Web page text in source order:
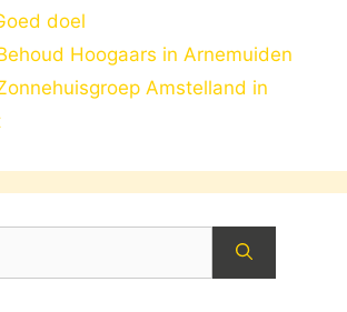
doel
Hoogaars in Arnemuiden
Amstelland in